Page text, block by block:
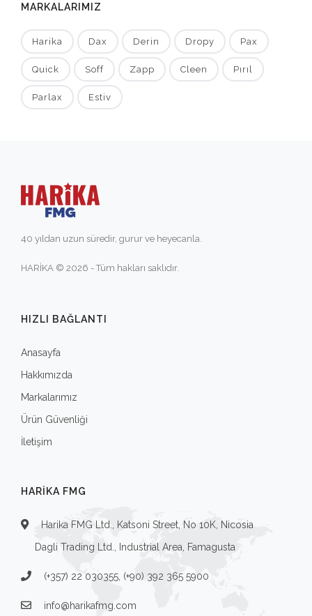
MARKALARIMIZ
Harika Dax Derin Dropy Pax
Quick Soff Zapp Cleen Pırıl
Parlax Estiv
40 yıldan uzun süredir, gurur ve heyecanla.
HARİKA © 2026 - Tüm hakları saklıdır.
HIZLI BAĞLANTI
Anasayfa
Hakkımızda
Markalarımız
Ürün Güvenliği
İletişim
HARIKA FMG
Harika FMG Ltd., Katsoni Street, No 10K, Nicosia
Dagli Trading Ltd., Industrial Area, Famagusta
(+357) 22 030355, (+90) 392 365 5900
info@harikafmg.com